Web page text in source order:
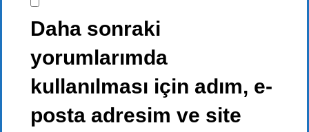
Daha sonraki
yorumlarımda
kullanılması için adım, e-
posta adresim ve site